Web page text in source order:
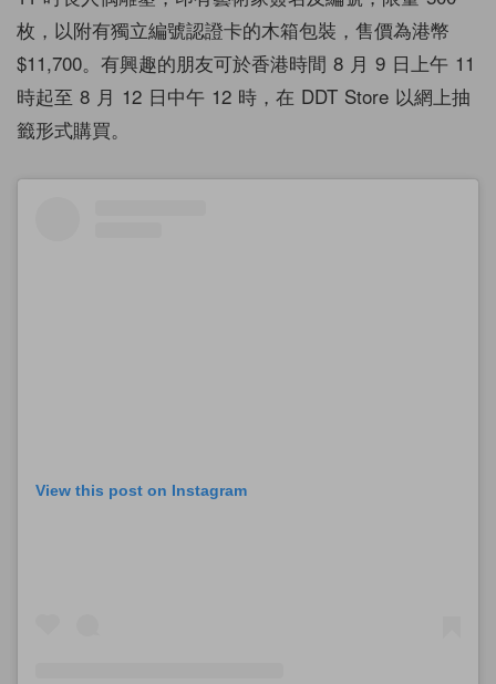
枚，以附有獨立編號認證卡的木箱包裝，售價為港幣
$11,700。有興趣的朋友可於⾹港時間 8 ⽉ 9 ⽇上午 11
時起至 8 月 12 日中午 12 時，在 DDT Store 以網上抽
籤形式購買。
View this post on Instagram